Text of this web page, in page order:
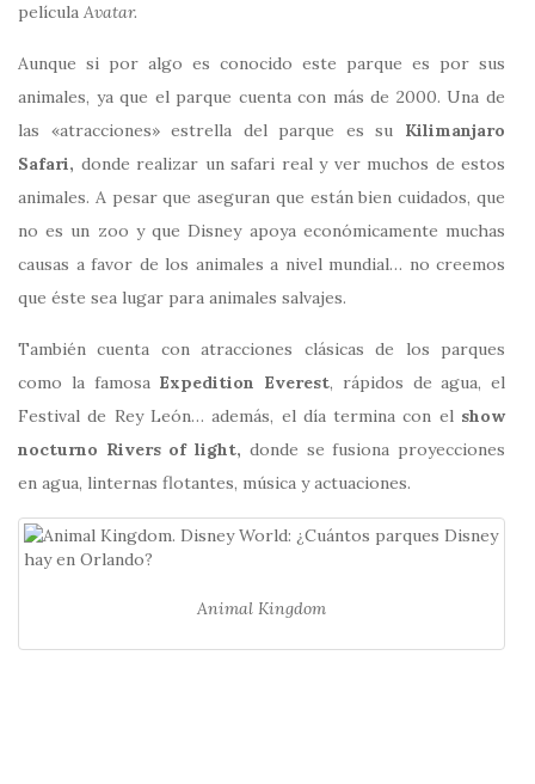
película Avatar.
Aunque si por algo es conocido este parque es por sus
animales, ya que el parque cuenta con más de 2000. Una de
las «atracciones» estrella del parque es su Kilimanjaro
Safari, donde realizar un safari real y ver muchos de estos
animales. A pesar que aseguran que están bien cuidados, que
no es un zoo y que Disney apoya económicamente muchas
causas a favor de los animales a nivel mundial… no creemos
que éste sea lugar para animales salvajes.
También cuenta con atracciones clásicas de los parques
como la famosa Expedition Everest, rápidos de agua, el
Festival de Rey León… además, el día termina con elshow
nocturno Rivers of light, donde se fusiona proyecciones
en agua, linternas flotantes, música y actuaciones.
Animal Kingdom